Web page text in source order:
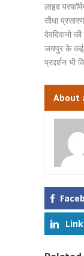
लाइव
सीधा
देवदिवानो
जयपुर के कई
प्रदर्शन भी
About